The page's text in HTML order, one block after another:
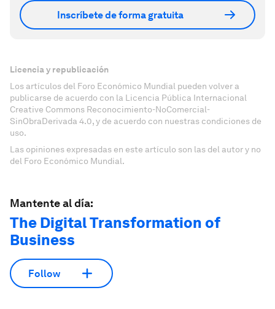
Inscríbete de forma gratuita
Licencia y republicación
Los artículos del Foro Económico Mundial pueden volver a
publicarse de acuerdo con la Licencia Pública Internacional
Creative Commons Reconocimiento-NoComercial-
SinObraDerivada 4.0, y de acuerdo con nuestras condiciones de
uso.
Las opiniones expresadas en este artículo son las del autor y no
del Foro Económico Mundial.
Mantente al día:
The Digital Transformation of
Business
Follow